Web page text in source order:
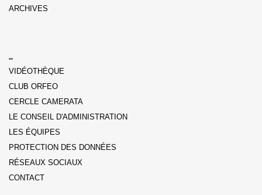
ARCHIVES
VIDÉOTHÈQUE
CLUB ORFEO
CERCLE CAMERATA
LE CONSEIL D'ADMINISTRATION
LES ÉQUIPES
PROTECTION DES DONNÉES
RÉSEAUX SOCIAUX
CONTACT